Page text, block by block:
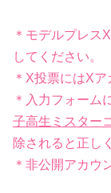
＊モデルプレス
してください。
＊X投票にはXア
＊入力フォーム
子高生ミスター
除されると正し
＊非公開アカウ